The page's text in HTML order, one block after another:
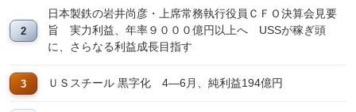
日本製鉄の岩井尚彦・上席常務執行役員ＣＦＯ決算会見要
旨 実力利益、年率９０００億円以上へ USSが稼ぎ頭
に、さらなる利益成長目指す
ＵＳスチール 黒字化 4―6月、純利益194億円